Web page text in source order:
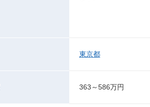
東京都
363～586万円